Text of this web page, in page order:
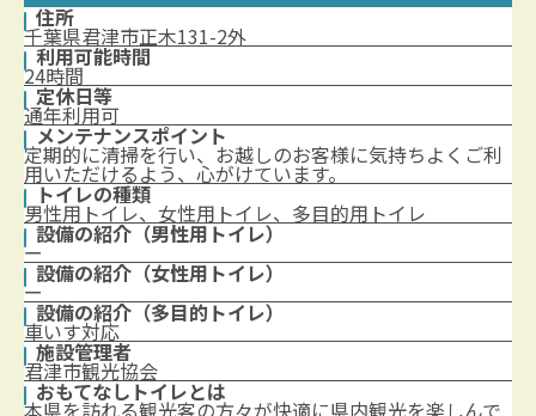
住所
千葉県君津市正木131-2外
利用可能時間
24時間
定休日等
通年利用可
メンテナンスポイント
定期的に清掃を行い、お越しのお客様に気持ちよくご利
用いただけるよう、心がけています。
トイレの種類
男性用トイレ、女性用トイレ、多目的用トイレ
設備の紹介（男性用トイレ）
ー
設備の紹介（女性用トイレ）
ー
設備の紹介（多目的トイレ）
車いす対応
施設管理者
君津市観光協会
おもてなしトイレとは
本県を訪れる観光客の方々が快適に県内観光を楽しんで